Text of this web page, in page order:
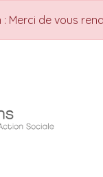
Merci de vous